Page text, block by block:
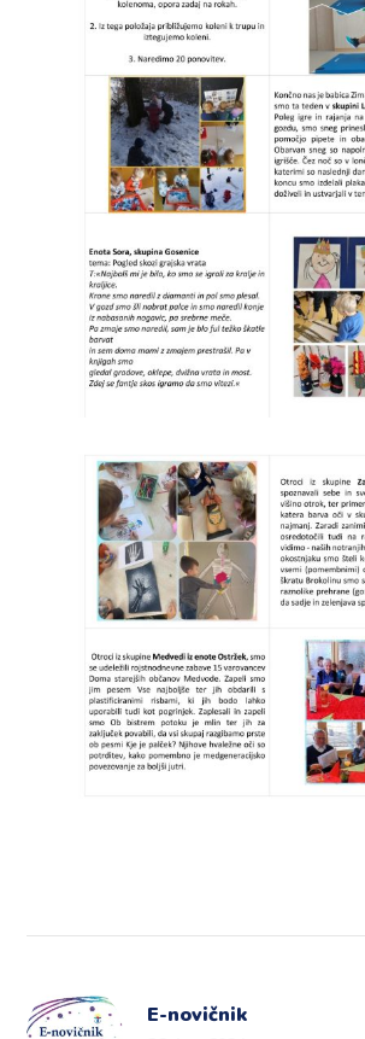
E-novičnik